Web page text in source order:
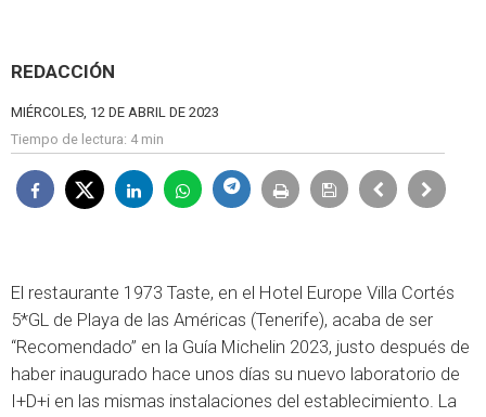
REDACCIÓN
MIÉRCOLES, 12 DE ABRIL DE 2023
Tiempo de lectura: 4 min
El restaurante 1973 Taste, en el Hotel Europe Villa Cortés
5*GL de Playa de las Américas (Tenerife), acaba de ser
“Recomendado” en la Guía Michelin 2023, justo después de
haber inaugurado hace unos días su nuevo laboratorio de
I+D+i en las mismas instalaciones del establecimiento. La